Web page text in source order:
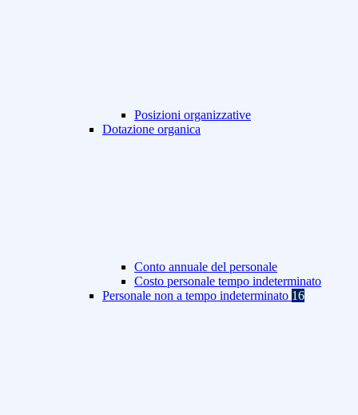
Posizioni organizzative
Dotazione organica
Conto annuale del personale
Costo personale tempo indeterminato
Personale non a tempo indeterminato 16